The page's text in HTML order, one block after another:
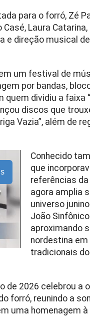
para o forró, Zé
Laura
e direção musical
um festival de
por bandas,
dividiu a faixa
discos que
Vazia”, além de
Conhecido
que
referências
agora amplia
universo
João
aproximando
nordestina
tradicionais
de 2026 celebrou a
forró, reunindo a
uma homenagem